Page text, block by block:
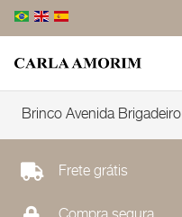
Brinco Avenida Brigadeiro
Frete grátis